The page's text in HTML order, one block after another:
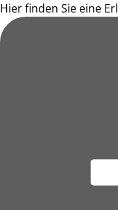
Hier finden Sie eine